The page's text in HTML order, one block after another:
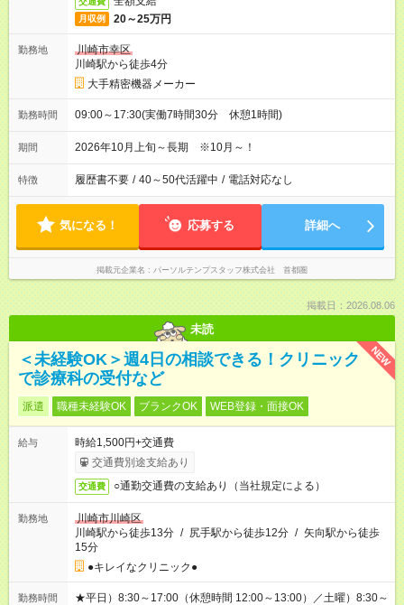
月収例 20～25万円
勤務地
川崎市幸区
川崎駅から徒歩4分
大手精密機器メーカー
勤務時間 09:00～17:30(実働7時間30分 休憩1時間)
期間 2026年10月上旬～長期 ※10月～！
特徴 履歴書不要 / 40～50代活躍中 / 電話対応なし
気になる！ 応募する 詳細へ
掲載元企業名 パーソルテンプスタッフ株式会社 首都圏
掲載日：2026.08.06
未読
NEW
＜未経験OK＞週4日の相談できる！クリニック
で診療科の受付など
派遣 職種未経験OK ブランクOK WEB登録・面接OK
給与
時給1,500円+交通費
交通費別途支給あり
交通費 ○通勤交通費の支給あり（当社規定による）
勤務地
川崎市川崎区
川崎駅から徒歩13分 / 尻手駅から徒歩12分 / 矢向駅から徒歩
15分
●キレイなクリニック●
勤務時間
★平日）8:30～17:00（休憩時間 12:00～13:00）／土曜）8:30～